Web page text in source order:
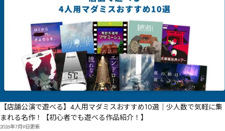
【店舗公演で遊べる】4人用マダミスおすすめ10選｜少人数で気軽に集
まれる名作！【初心者でも遊べる作品紹介！】
2026年7月9日更新